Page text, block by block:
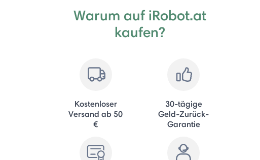
Warum auf iRobot.at
kaufen?
Kostenloser
Versand ab 50
€
30-tägige
Geld-Zurück-
Garantie